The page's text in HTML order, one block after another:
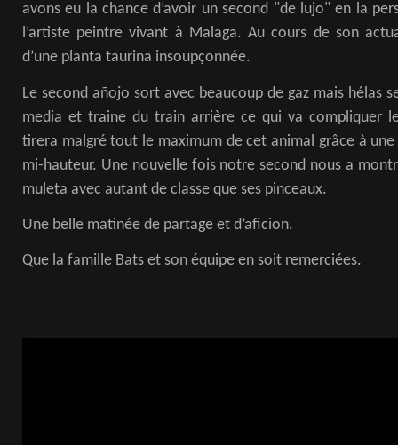
avons eu la chance d’avoir un second "de lujo" en la
l’artiste peintre vivant à Malaga. Au cours de son
d’une planta taurina insoupçonnée.
Le second añojo sort avec beaucoup de gaz mais hélas
media et traine du train arrière ce qui va compliquer
tirera malgré tout le maximum de cet animal grâce à
mi-hauteur. Une nouvelle fois notre second nous a
muleta avec autant de classe que ses pinceaux.
Une belle matinée de partage et d’aficion.
Que la famille Bats et son équipe en soit remerciées.